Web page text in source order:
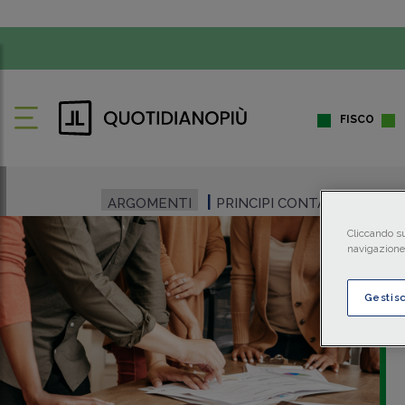
FISCO
ARGOMENTI PRINCIPI CONTABILI
Cliccando